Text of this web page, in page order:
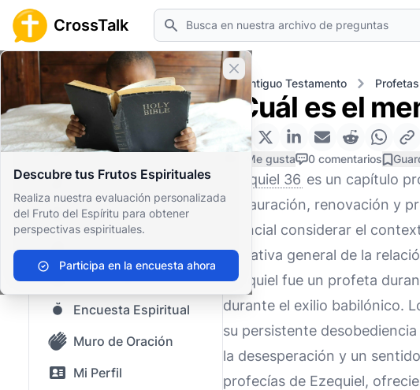
CrossTalk Buscar
Cerrar banner
Descubre tus Frutos Espirituales
Realiza nuestra evaluación personalizada
del Fruto del Espíritu para obtener
perspectivas espirituales.
Participa en la encuesta ahora
Inicio Archivo de Preguntas Antiguo Testamento
Inicio
Archivo de Preguntas
Nuestro blog
Contenido guardado
Preguntas Populares
Biblia Sagrada
Encuesta Espiritual
Muro de Oración
Mi Perfil
¿Cuál es el
0 Me gusta 0 comentarios
Ezequiel 36 es un capítulo
restauración, renovación y
esencial considerar el
narrativa general de la
Ezequiel fue un profeta
durante el exilio babilónico.
su persistente
la desesperación y un
profecías de Ezequiel,